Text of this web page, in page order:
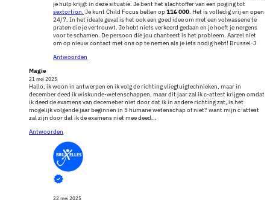
je hulp krijgt in deze situatie. Je bent het slachtoffer van een poging tot
sextortion. Je kunt Child Focus bellen op116 000. Het is volledig vrij en open
24/7. In het ideale geval is het ook een goed idee om met een volwassene te
praten die je vertrouwt. Je hebt niets verkeerd gedaan en je hoeft je nergens
voor te schamen. De persoon die jou chanteert is het probleem. Aarzel niet
om op nieuw contact met ons op te nemen als je iets nodig hebt! Brussel-J
Antwoorden
Magie
21 mei 2025
Hallo, ik woon in antwerpen en ik volg de richting vliegtuigtechnieken, maar in
december deed ik wiskunde-wetenschappen, maar dit jaar zal ik c-attest krijgen omdat
ik deed de examens van decemeber niet door dat ik in andere richting zat, is het
mogelijk volgende jaar beginnen in 5 humane wetenschap of niet? want mijn c-attest
zal zijn door dat ik de examens niet mee deed...
Antwoorden
22 mei 2025